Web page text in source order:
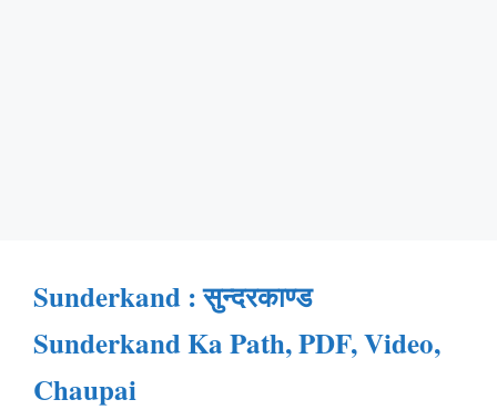
Sunderkand : सुन्दरकाण्ड
Sunderkand Ka Path, PDF, Video,
Chaupai